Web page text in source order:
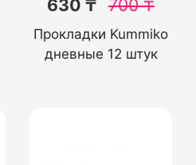
630 ₸ 700₸
Прокладки Kummiko
дневные 12 штук